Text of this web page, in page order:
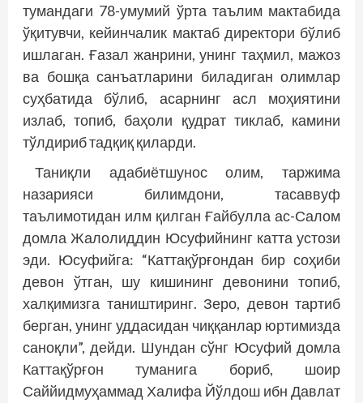
тумандаги 78-умумий ўрта таълим мактабида
ўқитувчи, кейинчалик мактаб директори бўлиб
ишлаган. Ғазал жанрини, унинг таҳмил, мажоз
ва бошқа санъатларини биладиган олимлар
суҳбатида бўлиб, асарнинг асл моҳиятини
излаб, топиб, баҳоли қудрат тиклаб, камини
тўлдириб тад­қиқ қиларди.
Таниқли адабиётшунос олим, таржима
назарияси билимдони, тасаввуф
таълимотидан илм қилган Ғайбулла ас-Салом
домла Жалолиддин Юсуфийнинг катта устози
эди. Юсуфийга: “Каттақўр­ғондан бир соҳиби
девон ўтган, шу кишининг девонини топиб,
халқимизга таништиринг. Зеро, девон тартиб
берган, унинг уддасидан чиққанлар юртимизда
саноқли”, дейди. Шундан сўнг Юсуфий домла
Каттақўрғон туманига бориб, шоир
Саййидмуҳаммад Халифа Йўлдош ибн Давлат